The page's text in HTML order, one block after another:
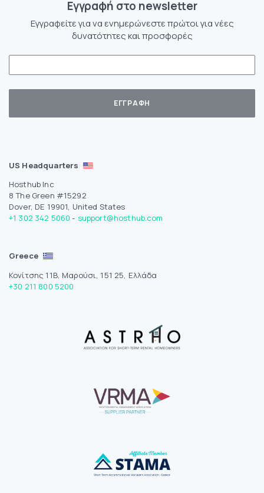
Eγγραφή στο newsletter
Εγγραφείτε για να ενημερώνεστε πρώτοι για νέες
δυνατότητες και προσφορές
US Headquarters
Hosthub Inc
8 The Green #15292
Dover, DE 19901, United States
+1 302 342 5060 - support@hosthub.com
Greece
Κονίτσης 11Β, Μαρούσι, 151 25, Ελλάδα
+30 211 800 5200